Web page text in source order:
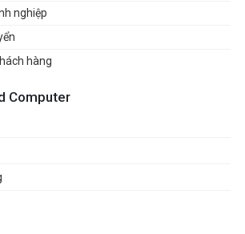
nghiệp
hàng
Computer